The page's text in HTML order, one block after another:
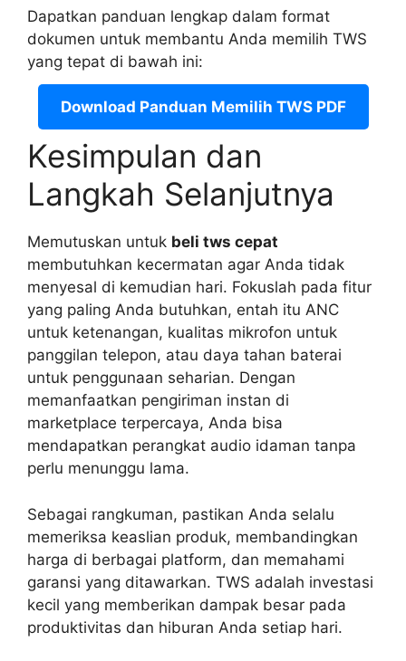
Dapatkan panduan lengkap dalam format
dokumen untuk membantu Anda memilih TWS
yang tepat di bawah ini:
Download Panduan Memilih TWS PDF
Kesimpulan dan
Langkah Selanjutnya
Memutuskan untuk beli tws cepat
membutuhkan kecermatan agar Anda tidak
menyesal di kemudian hari. Fokuslah pada fitur
yang paling Anda butuhkan, entah itu ANC
untuk ketenangan, kualitas mikrofon untuk
panggilan telepon, atau daya tahan baterai
untuk penggunaan seharian. Dengan
memanfaatkan pengiriman instan di
marketplace terpercaya, Anda bisa
mendapatkan perangkat audio idaman tanpa
perlu menunggu lama.
Sebagai rangkuman, pastikan Anda selalu
memeriksa keaslian produk, membandingkan
harga di berbagai platform, dan memahami
garansi yang ditawarkan. TWS adalah investasi
kecil yang memberikan dampak besar pada
produktivitas dan hiburan Anda setiap hari.